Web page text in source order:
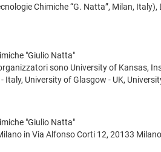
Chimiche “G. Natta”, Milan,
"Giulio Natta"
sono University of Kansas,
Italy, University of Glasgow - UK,
"Giulio Natta"
in Via Alfonso Corti 12, 20133 Milano